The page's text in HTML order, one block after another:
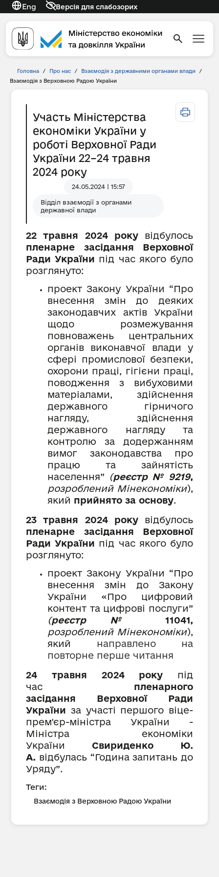
Eng Версія для слабозорих
Головна / Про нас / Взаємодія з державними органами влади
/
Взаємодія з Верховною Радою України
Участь Міністерства
економіки України у
роботі Верховної Ради
України 22–24 травня
2024 року
24.05.2024 | 15:57
Відділ взаємодії з органами
державної влади
22 травня 2024 рокувідбулось
пленарне засідання Верховної
Ради України під час якого було
розглянуто:
проект Закону України “Про
внесення змін до деяких
законодавчих актів України
щодо розмежування
повноважень центральних
органів виконавчої влади у
сфері промислової безпеки,
охорони праці, гігієни праці,
поводження з вибуховими
матеріалами, здійснення
державного гірничого
нагляду, здійснення
державного нагляду та
контролю за додержанням
вимог законодавства про
працю та зайнятість
населення” (реєстр № 9219,
розроблений Мінекономіки),
який прийнято за основу.
23 травня 2024 рокувідбулось
пленарне засідання Верховної
Ради України під час якого було
розглянуто:
проект Закону України “Про
внесення змін до Закону
України «Про цифровий
контент та цифрові послуги”
(реєстр № 11041,
розроблений Мінекономіки),
який
направлено на
повторне перше читання
24 травня 2024 року під
час пленарного
засідання
Верховної Ради
України за участі першого віце-
прем'єр-міністра України -
Міністра економіки
України Свириденко Ю.
А. відбулась “Година запитань до
Уряду”.
Теги:
Взаємодія з Верховною Радою України